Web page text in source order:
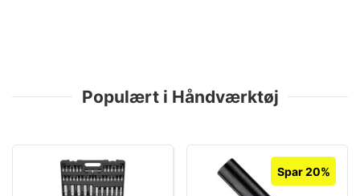
Populært i Håndværktøj
Spar 20%